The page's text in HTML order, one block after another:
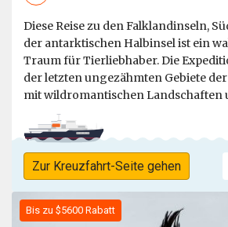
Diese Reise zu den Falklandinseln,
der antarktischen Halbinsel ist ein
Traum für Tierliebhaber. Die
der letzten ungezähmten Gebiete
mit wildromantischen Landschaften
Zur Kreuzfahrt-Seite gehen
Bis zu $5600 Rabatt